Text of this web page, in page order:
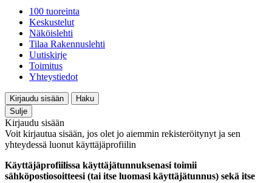
100 tuoreinta
Keskustelut
Näköislehti
Tilaa Rakennuslehti
Uutiskirje
Toimitus
Yhteystiedot
Kirjaudu sisään
Haku
Sulje
Kirjaudu sisään
Voit kirjautua sisään, jos olet jo aiemmin rekisteröitynyt ja sen
yhteydessä luonut käyttäjäprofiilin
Käyttäjäprofiilissa käyttäjätunnuksenasi toimii
sähköpostiosoitteesi (tai itse luomasi käyttäjätunnus) sekä itse